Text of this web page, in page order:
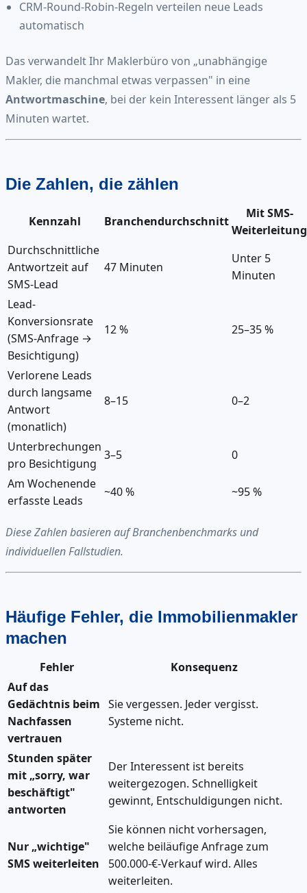
CRM-Round-Robin-Regeln verteilen neue Leads
automatisch
Das verwandelt Ihr Maklerbüro von „unabhängige
Makler, die manchmal etwas verpassen" in eine
Antwortmaschine, bei der kein Interessent länger als 5
Minuten wartet.
Die Zahlen, die zählen
Kennzahl Branchendurchschnitt
Mit SMS-
Weiterleitung
Durchschnittliche
Antwortzeit auf
SMS-Lead
47 Minuten
Unter 5
Minuten
Lead-
Konversionsrate
(SMS-Anfrage →
Besichtigung)
12 % 25–35 %
Verlorene Leads
durch langsame
Antwort
(monatlich)
8–15 0–2
Unterbrechungen
pro Besichtigung
3–5
0
Am Wochenende
erfasste Leads
~40 % ~95 %
Diese Zahlen basieren auf Branchenbenchmarks und
individuellen Fallstudien.
Häufige Fehler, die Immobilienmakler
machen
Fehler
Konsequenz
Auf das
Gedächtnis beim
Nachfassen
vertrauen
Sie vergessen. Jeder vergisst.
Systeme nicht.
Stunden später
mit „sorry, war
beschäftigt"
antworten
Der Interessent ist bereits
weitergezogen. Schnelligkeit
gewinnt, Entschuldigungen nicht.
Nur „wichtige"
SMS weiterleiten
Sie können nicht vorhersagen,
welche beiläufige Anfrage zum
500.000-€-Verkauf wird. Alles
weiterleiten.